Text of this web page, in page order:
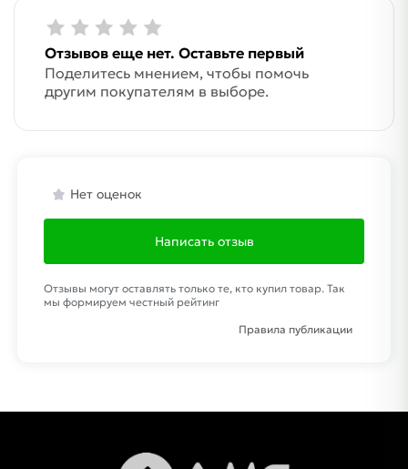
Отзывов еще нет. Оставьте первый
Поделитесь мнением, чтобы помочь
другим покупателям в выборе.
Нет оценок
Написать отзыв
Отзывы могут оставлять только те, кто купил товар. Так
мы формируем честный рейтинг
Правила публикации